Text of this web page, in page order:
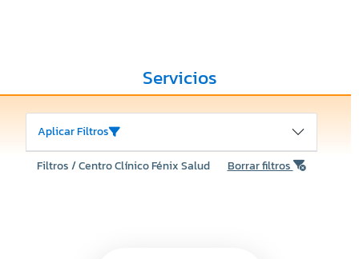
Servicios
Aplicar Filtros
Filtros / Centro Clínico Fénix Salud Borrar filtros